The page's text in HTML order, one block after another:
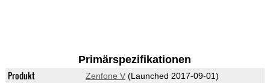
Primärspezifikationen
Produkt Zenfone V(Launched 2017-09-01)